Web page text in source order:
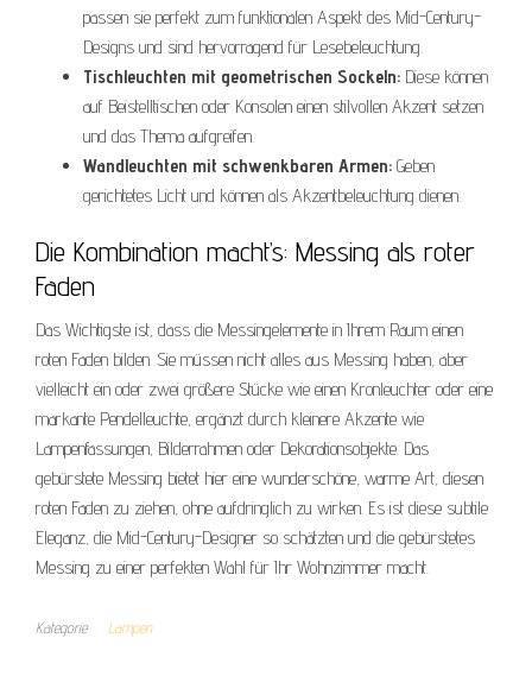
passen sie perfekt zum funktionalen Aspekt des Mid-Century-
Designs und sind hervorragend für Lesebeleuchtung.
Tischleuchten mit geometrischen Sockeln: Diese können
auf Beistelltischen oder Konsolen einen stilvollen Akzent setzen
und das Thema aufgreifen.
Wandleuchten mit schwenkbaren Armen: Geben
gerichtetes Licht und können als Akzentbeleuchtung dienen.
Die Kombination macht’s: Messing als roter
Faden
Das Wichtigste ist, dass die Messingelemente in Ihrem Raum einen
roten Faden bilden. Sie müssen nicht alles aus Messing haben, aber
vielleicht ein oder zwei größere Stücke wie einen Kronleuchter oder eine
markante Pendelleuchte, ergänzt durch kleinere Akzente wie
Lampenfassungen, Bilderrahmen oder Dekorationsobjekte. Das
gebürstete Messing bietet hier eine wunderschöne, warme Art, diesen
roten Faden zu ziehen, ohne aufdringlich zu wirken. Es ist diese subtile
Eleganz, die Mid-Century-Designer so schätzten und die gebürstetes
Messing zu einer perfekten Wahl für Ihr Wohnzimmer macht.
Kategorie Lampen